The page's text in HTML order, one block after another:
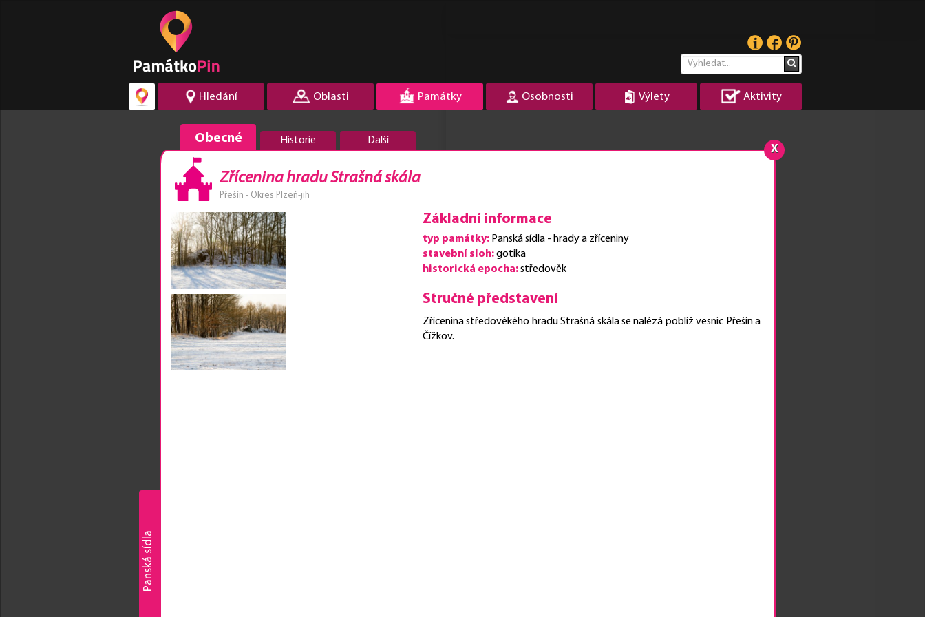
Hledání Oblasti Památky Osobnosti Výlety Aktivity
X
Panská sídla
Obecné Historie Další
Zřícenina hradu Strašná skála
Přešín - Okres Plzeň-jih
Základní informace
typ památky: Panská sídla - hrady a zříceniny
stavební sloh:gotika
historická epocha:středověk
Stručné představení
Zřícenina středověkého hradu Strašná skála se nalézá poblíž vesnic Přešín a
Čížkov.